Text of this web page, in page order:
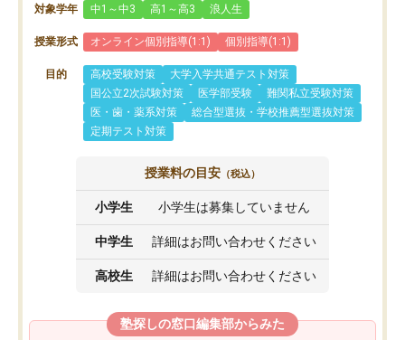
対象学年 中1～中3 高1～高3 浪人生
授業形式 オンライン個別指導(1:1) 個別指導(1:1)
目的 高校受験対策
大学入学共通テスト対策
国公立2次試験対策
医学部受験
難関私立受験対策
医・歯・薬系対策
総合型選抜・学校推薦型選抜対策
定期テスト対策
授業料の目安 （税込）
小学生 小学生は募集していません
中学生 詳細はお問い合わせください
高校生 詳細はお問い合わせください
塾探しの窓口編集部からみた